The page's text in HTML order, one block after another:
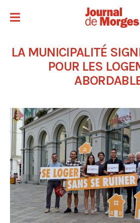
LA MUNICIPALITÉ
POUR LES